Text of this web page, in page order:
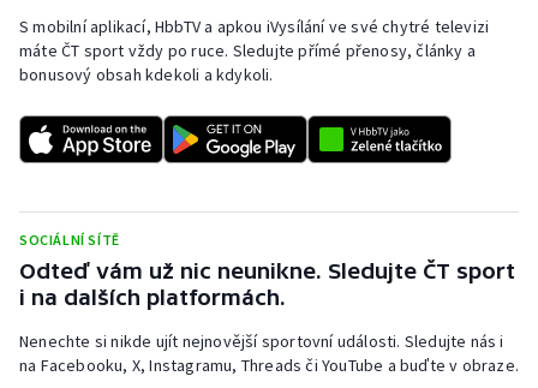
Rychlobruslení
Rychlostní kanoistika
Short track
Stolní tenis
Triatlon
Veslování
S mobilní aplikací, HbbTV a apkou iVysílání ve své chytré televizi
máte ČT sport vždy po ruce. Sledujte přímé přenosy, články a
bonusový obsah kdekoli a kdykoli.
SOCIÁLNÍ SÍTĚ
Odteď vám už nic neunikne. Sledujte ČT sport
i na dalších platformách.
Nenechte si nikde ujít nejnovější sportovní události. Sledujte nás i
na Facebooku, X, Instagramu, Threads či YouTube a buďte v obraze.